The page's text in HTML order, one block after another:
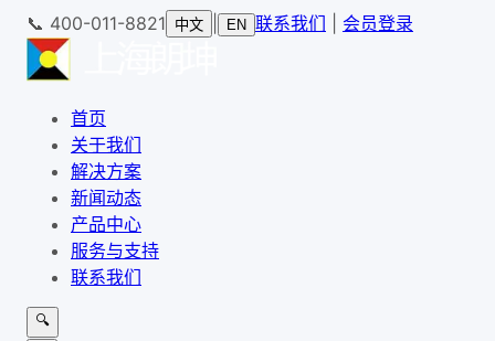
📞 400-011-8821 中文 EN 联系我们 会员登录
首页
关于我们
解决方案
新闻动态
产品中心
服务与支持
联系我们
🔍